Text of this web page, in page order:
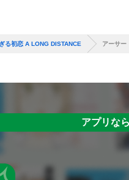
る初恋 A LONG DISTANCE アーサー
アプリな